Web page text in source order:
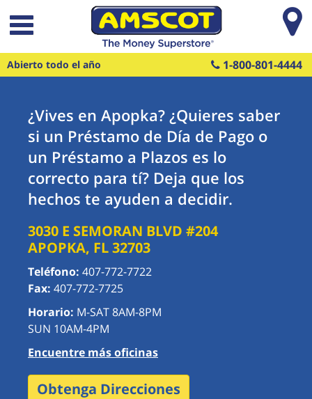
Saltar al contenido principal
Abierto todo el año 1-800-801-4444
¿Vives en Apopka? ¿Quieres saber
si un Préstamo de Día de Pago o
un Préstamo a Plazos es lo
correcto para tí? Deja que los
hechos te ayuden a decidir.
3030 E SEMORAN BLVD #204
APOPKA, FL32703
Teléfono: 407-772-7722
Fax: 407-772-7725
Horario: M-SAT 8AM-8PM
SUN 10AM-4PM
Encuentre más oficinas
Obtenga Direcciones